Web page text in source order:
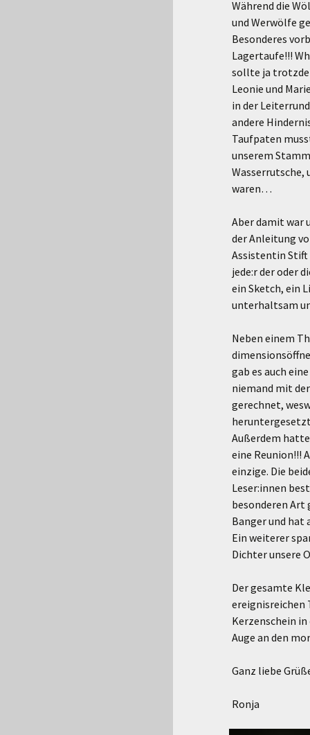
Während die
und Werwölfe
Besonderes
Lagertaufe!!!
sollte ja
Leonie und
in der
andere
Taufpaten
unserem
Wasserrutsche,
waren…
Aber damit war
der Anleitung
Assistentin Stift
jede:r der oder
ein Sketch, ein
unterhaltsam
Neben einem
gab es auch
niemand mit
gerechnet,
Außerdem
eine Reunion!!!
einzige. Die
Leser:innen
besonderen Art
Banger und hat
Ein weiterer
Dichter unsere
Der gesamte
ereignisreichen
Kerzenschein
Auge an den
Ganz liebe
Ronja